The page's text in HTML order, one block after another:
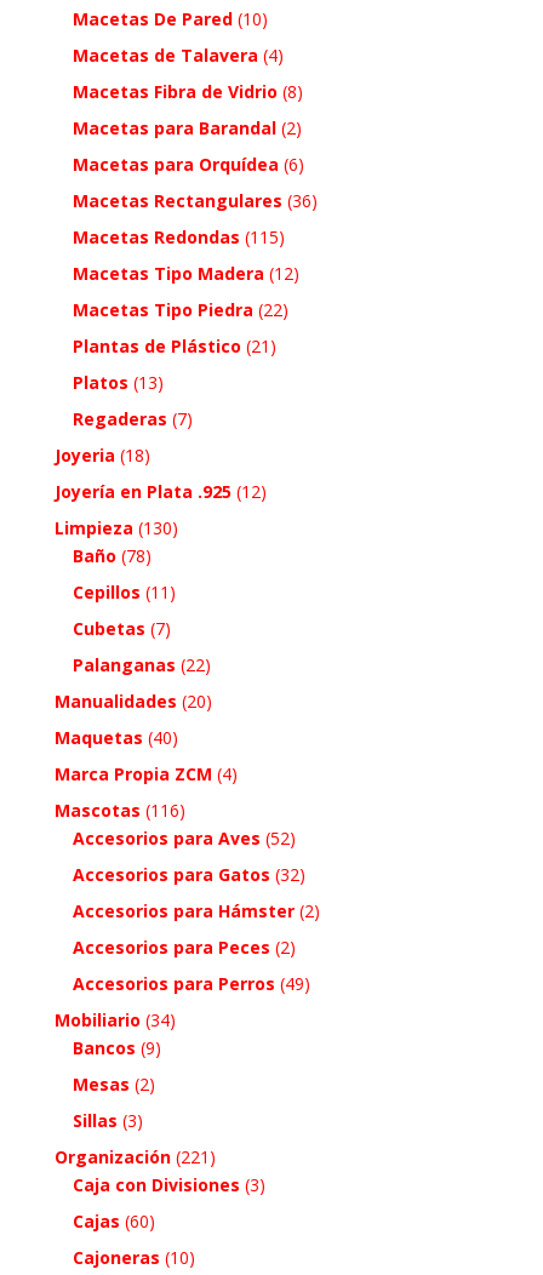
Macetas De Pared (10)
Macetas de Talavera (4)
Macetas Fibra de Vidrio (8)
Macetas para Barandal (2)
Macetas para Orquídea (6)
Macetas Rectangulares (36)
Macetas Redondas (115)
Macetas Tipo Madera (12)
Macetas Tipo Piedra (22)
Plantas de Plástico (21)
Platos (13)
Regaderas (7)
Joyeria (18)
Joyería en Plata .925 (12)
Limpieza (130)
Baño (78)
Cepillos (11)
Cubetas (7)
Palanganas (22)
Manualidades (20)
Maquetas (40)
Marca Propia ZCM (4)
Mascotas (116)
Accesorios para Aves (52)
Accesorios para Gatos (32)
Accesorios para Hámster (2)
Accesorios para Peces (2)
Accesorios para Perros (49)
Mobiliario (34)
Bancos (9)
Mesas (2)
Sillas (3)
Organización (221)
Caja con Divisiones (3)
Cajas (60)
Cajoneras (10)